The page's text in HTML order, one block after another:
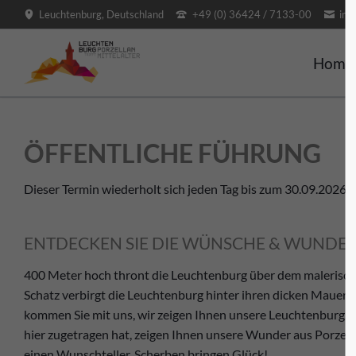
Leuchtenburg, Deutschland +49 (0) 36424 / 7133-00
Home
SUCHEN
ÖFFENTLICHE FÜHRUNG
Dieser Termin wiederholt sich jeden Tag bis zum 30.09.2026
ENTDECKEN SIE DIE WÜNSCHE &
400 Meter hoch thront die Leuchtenburg über dem
Schatz verbirgt die Leuchtenburg hinter ihren dicken
kommen Sie mit uns, wir zeigen Ihnen unsere Leuchtenburg.
hier zugetragen hat, zeigen Ihnen unsere Wunder aus